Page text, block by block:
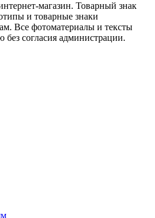
магазин. Товарный знак
и товарные знаки
Все фотоматериалы и тексты
согласия администрации.